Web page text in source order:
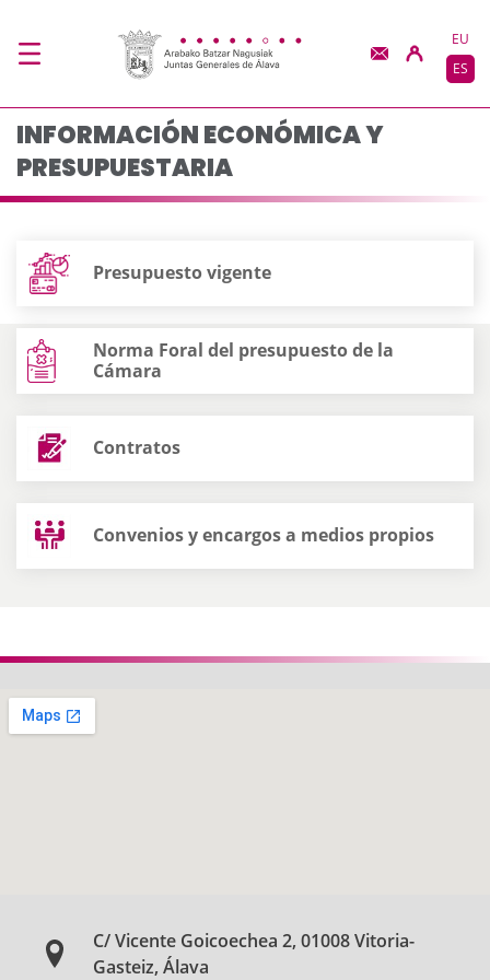
Información
EU
ES
INFORMACIÓN ECONÓMICA Y
PRESUPUESTARIA
Presupuesto vigente
Norma Foral del presupuesto de la
Cámara
Contratos
Convenios y encargos a medios propios
C/ Vicente Goicoechea 2, 01008 Vitoria-
Gasteiz, Álava